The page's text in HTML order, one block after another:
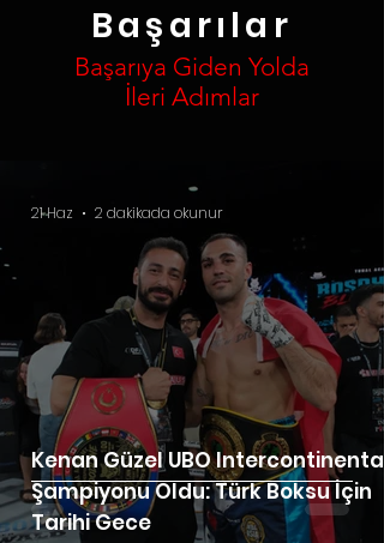
Başarılar
Başarıya Giden Yolda
İleri Adımlar
Kenan Güzel UBO Intercontinental
Şampiyonu Oldu: Türk Boksu İçin
Tarihi Gece
21 Haz 2 dakikada okunur